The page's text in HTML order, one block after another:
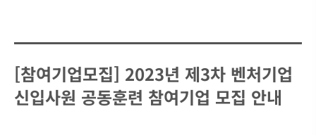
[참여기업모집] 2023년 제3차 벤처기업
신입사원 공동훈련 참여기업 모집 안내